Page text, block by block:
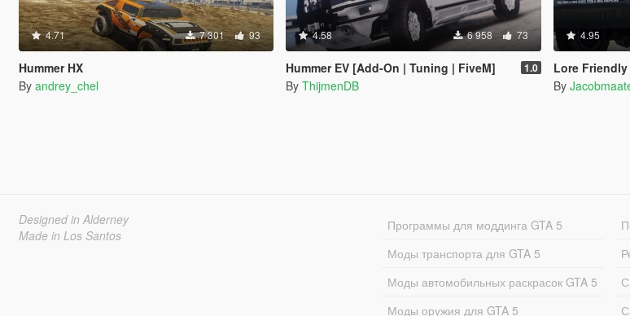
4.71 7 301 93
Hummer HX
By andrey_chel
4.58 6 958 73
Hummer EV [Add-On | Tuning | FiveM] 1.0
By ThijmenDB
4.95
Lore Friendly DOA
By
Designed in Alderney
Made in Los Santos
Программы для моддинга GTA 5
Моды транспорта для GTA 5
Моды автомобильных раскрасок GTA 5
Моды оружия для GTA 5